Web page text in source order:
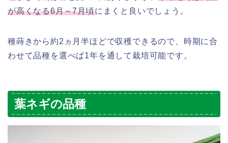
が高くなる6月～7月頃にまくと良いでしょう。
種蒔きから約2ヵ月半ほどで収穫できるので、時期に合
わせて品種を選べば1年を通して栽培可能です。
葉ネギの品種